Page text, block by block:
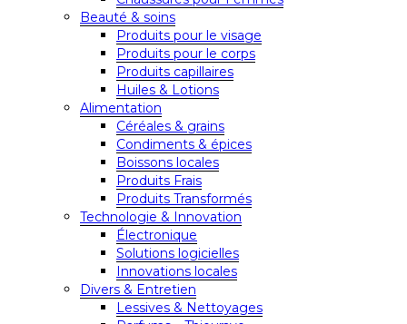
Beauté & soins
Produits pour le visage
Produits pour le corps
Produits capillaires
Huiles & Lotions
Alimentation
Céréales & grains
Condiments & épices
Boissons locales
Produits Frais
Produits Transformés
Technologie & Innovation
Électronique
Solutions logicielles
Innovations locales
Divers & Entretien
Lessives & Nettoyages